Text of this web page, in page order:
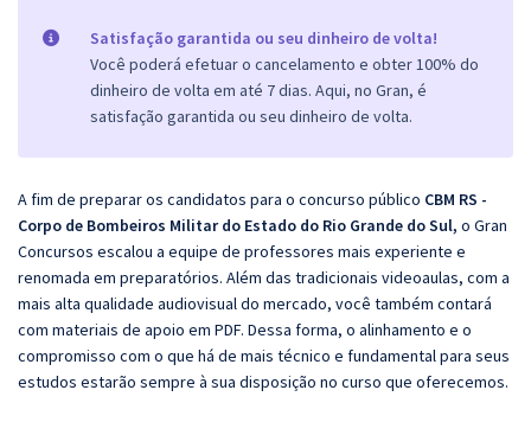
Satisfação garantida ou seu dinheiro de volta!
Você poderá efetuar o cancelamento e obter 100% do
dinheiro de volta em até 7 dias. Aqui, no Gran, é
satisfação garantida ou seu dinheiro de volta.
A fim de preparar os candidatos para o concurso público CBM RS -
Corpo de Bombeiros Militar do Estado do Rio Grande do Sul, o Gran
Concursos escalou a equipe de professores mais experiente e
renomada em preparatórios. Além das tradicionais videoaulas, com a
mais alta qualidade audiovisual do mercado, você também contará
com materiais de apoio em PDF. Dessa forma, o alinhamento e o
compromisso com o que há de mais técnico e fundamental para seus
estudos estarão sempre à sua disposição no curso que oferecemos.